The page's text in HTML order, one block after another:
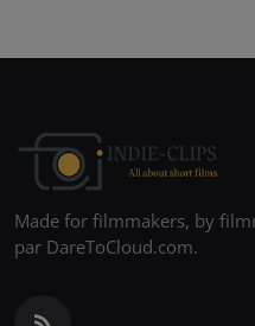
Made for filmmakers, by
par DareToCloud.com.